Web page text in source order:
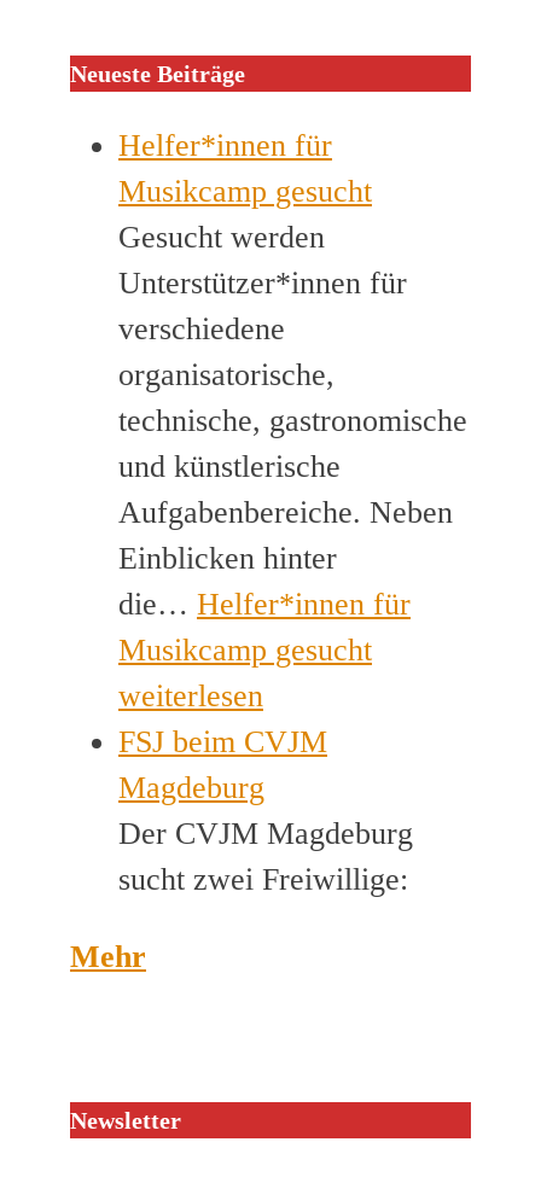
Neueste Beiträge
Helfer*innen für
Musikcamp gesucht
Gesucht werden
Unterstützer*innen für
verschiedene
organisatorische,
technische, gastronomische
und künstlerische
Aufgabenbereiche. Neben
Einblicken hinter
die… Helfer*innen für
Musikcamp gesucht
weiterlesen
FSJ beim CVJM
Magdeburg
Der CVJM Magdeburg
sucht zwei Freiwillige:
Mehr
Newsletter